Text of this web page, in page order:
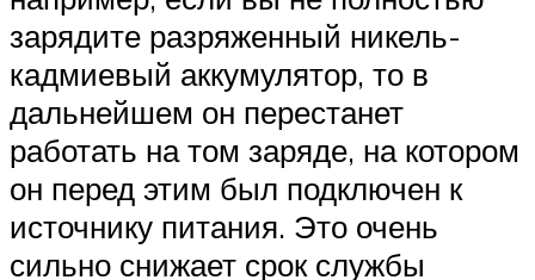
зарядите разряженный никель-
кадмиевый аккумулятор, то в
дальнейшем он перестанет
работать на том заряде, на котором
он перед этим был подключен к
источнику питания. Это очень
сильно снижает срок службы